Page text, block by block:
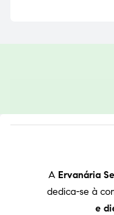
A Ervanária
dedica-se à
e